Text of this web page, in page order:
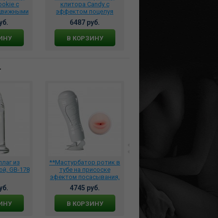
с
клитора Candy с
эффектом поцелуя
рыбки розовый, S4-PINK
6487 руб.
В КОРЗИНУ
из
GB-178
**Мастурбатор ротик в
тубе на присоске
эфектом посасывания,
BM-00900T48N-2
4745 руб.
В КОРЗИНУ